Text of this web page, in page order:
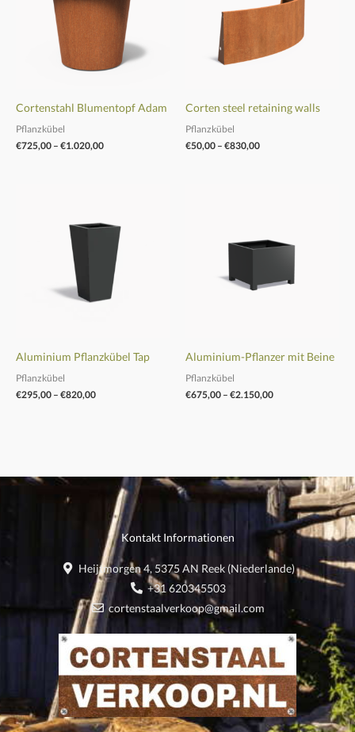
Cortenstahl Blumentopf Adam
Pflanzkübel
€725,00 – €1.020,00
Corten steel retaining walls
Pflanzkübel
€50,00 – €830,00
Aluminium Pflanzkübel Tap
Pflanzkübel
€295,00 – €820,00
€820,00
Aluminium-Pflanzer mit Beine
Pflanzkübel
€675,00 – €2.150,00
Kontakt Informationen
Heijtmorgen 4, 5375 AN Reek (Niederlande)
+31 620345503
cortenstaalverkoop@gmail.com